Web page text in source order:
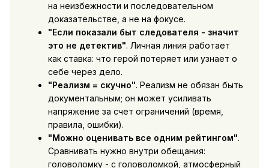
на неизбежности и последовательном
доказательстве, а не на фокусе.
"Если показали быт следователя - значит
это не детектив". Личная линия работает
как ставка: что герой потеряет или узнает о
себе через дело.
"Реализм = скучно". Реализм не обязан быть
документальным; он может усиливать
напряжение за счет ограничений (время,
правила, ошибки).
"Можно оценивать все одним рейтингом".
Сравнивать нужно внутри обещания:
головоломку - с головоломкой, атмосферный